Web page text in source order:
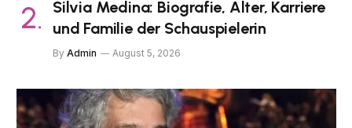
Silvia Medina: Biografie, Alter, Karriere
und Familie der Schauspielerin
By Admin August 5, 2026